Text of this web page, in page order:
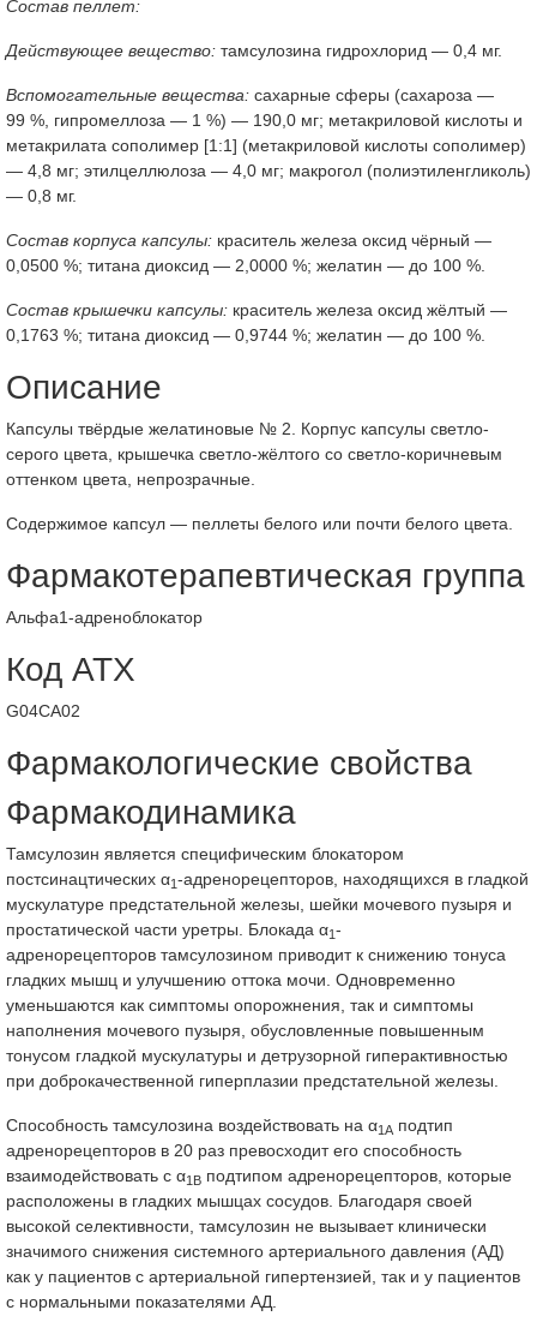
Состав пеллет:
Действующее вещество: тамсулозина гидрохлорид — 0,4 мг.
Вспомогательные вещества: сахарные сферы (сахароза —
99 %, гипромеллоза — 1 %) — 190,0 мг; метакриловой кислоты и
метакрилата сополимер [1:1] (метакриловой кислоты сополимер)
— 4,8 мг; этилцеллюлоза — 4,0 мг; макрогол (полиэтиленгликоль)
— 0,8 мг.
Состав корпуса капсулы: краситель железа оксид чёрный —
0,0500 %; титана диоксид — 2,0000 %; желатин — до 100 %.
Состав крышечки капсулы: краситель железа оксид жёлтый —
0,1763 %; титана диоксид — 0,9744 %; желатин — до 100 %.
Описание
Капсулы твёрдые желатиновые № 2. Корпус капсулы светло-
серого цвета, крышечка светло-жёлтого со светло-коричневым
оттенком цвета, непрозрачные.
Содержимое капсул — пеллеты белого или почти белого цвета.
Фармакотерапевтическая группа
Альфа1-адреноблокатор
Код АТХ
G04CA02
Фармакологические свойства
Фармакодинамика
Тамсулозин является специфическим блокатором
постсинацтических α1-адренорецепторов, находящихся в гладкой
мускулатуре предстательной железы, шейки мочевого пузыря и
простатической части уретры. Блокада α1-
адренорецепторов тамсулозином приводит к снижению тонуса
гладких мышц и улучшению оттока мочи. Одновременно
уменьшаются как симптомы опорожнения, так и симптомы
наполнения мочевого пузыря, обусловленные повышенным
тонусом гладкой мускулатуры и детрузорной гиперактивностью
при доброкачественной гиперплазии предстательной железы.
Способность тамсулозина воздействовать на α1A подтип
адренорецепторов в 20 раз превосходит его способность
взаимодействовать с α1B подтипом адренорецепторов, которые
расположены в гладких мышцах сосудов. Благодаря своей
высокой селективности, тамсулозин не вызывает клинически
значимого снижения системного артериального давления (АД)
как у пациентов с артериальной гипертензией, так и у пациентов
с нормальными показателями АД.